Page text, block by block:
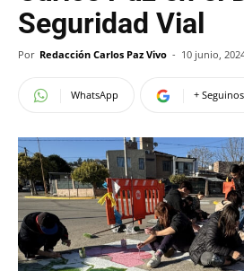
Seguridad Vial
Por Redacción Carlos Paz Vivo - 10 junio,
WhatsApp +